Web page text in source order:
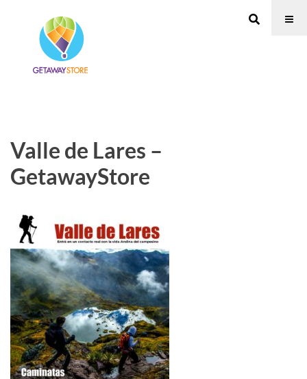
Valle de Lares –
GetawayStore